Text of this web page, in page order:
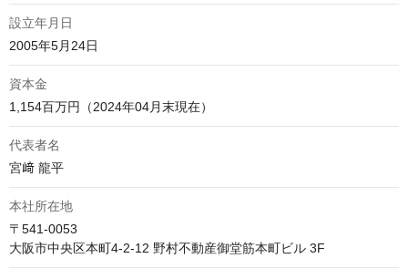
設立年月日
2005年5月24日
資本金
1,154百万円（2024年04月末現在）
代表者名
宮﨑 龍平
本社所在地
〒541-0053
大阪市中央区本町4-2-12 野村不動産御堂筋本町ビル 3F